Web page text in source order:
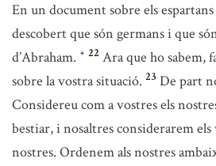
En un document sobre els espartans
descobert que són germans i que
d’Abraham. * 22 Ara que ho sabem,
sobre la vostra situació. 23 De part
Considereu com a vostres els
bestiar, i nosaltres considerarem
nostres. Ordenem als nostres